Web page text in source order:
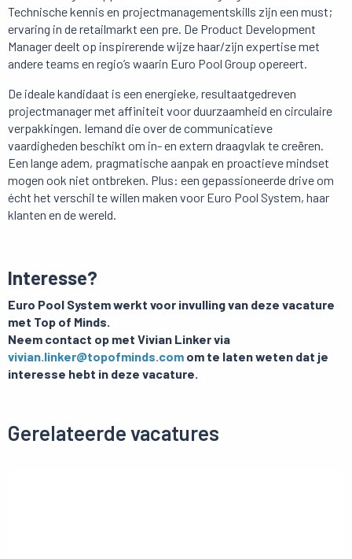
Technische kennis en projectmanagementskills zijn een must;
ervaring in de retailmarkt een pre. De Product Development
Manager deelt op inspirerende wijze haar/zijn expertise met
andere teams en regio’s waarin Euro Pool Group opereert.
De ideale kandidaat is een energieke, resultaatgedreven
projectmanager met affiniteit voor duurzaamheid en circulaire
verpakkingen. Iemand die over de communicatieve
vaardigheden beschikt om in- en extern draagvlak te creëren.
Een lange adem, pragmatische aanpak en proactieve mindset
mogen ook niet ontbreken. Plus: een gepassioneerde drive om
écht het verschil te willen maken voor Euro Pool System, haar
klanten en de wereld.
Interesse?
Euro Pool System werkt voor invulling van deze vacature
met Top of Minds.
Neem contact op met Vivian Linker via
vivian.linker@topofminds.com om te laten weten dat je
interesse hebt in deze vacature.
Gerelateerde vacatures